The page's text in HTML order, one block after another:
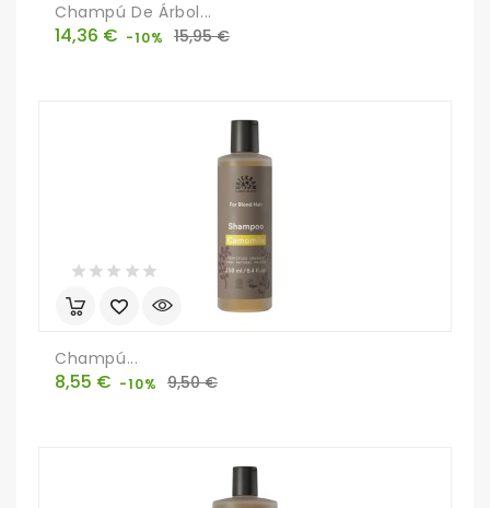
Champú De Árbol...
Precio
14,36 € -10%
Precio
15,95 €
Champú...
Precio
8,55 € -10%
Precio
9,50 €